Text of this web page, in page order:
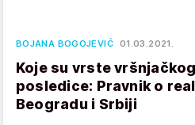
BOJANA BOGOJEVIĆ 01.03.2021.
Koje su vrste
posledice: Pravnik o
Beogradu i Srbiji